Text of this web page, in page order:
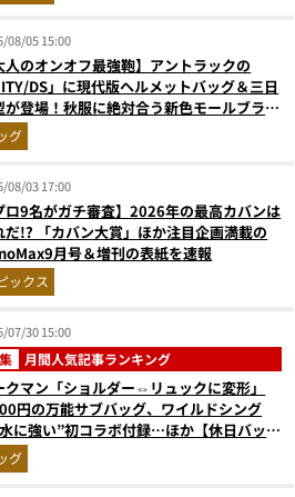
08/05 15:00
人のオンオフ最強鞄】アントラックの
DS」に現代版ヘルメットバッグ＆三日
が登場！秋服に絶対合う新色モールブラウ
作
グ
08/03 17:00
ロ9名がガチ審査】2026年の最高カバンは
だ!? 「カバン大賞」ほか注目企画満載の
月号＆増刊の表紙を速報
ックス
07/30 15:00
月間人気記事ランキング
クマン「ショルダー⇔リュックに変形」
円の万能サブバッグ、ワイルドシング
に強い”初コラボ付録…ほか【休日バッグ
気記事ランキングベスト3】（2026年6月
グ